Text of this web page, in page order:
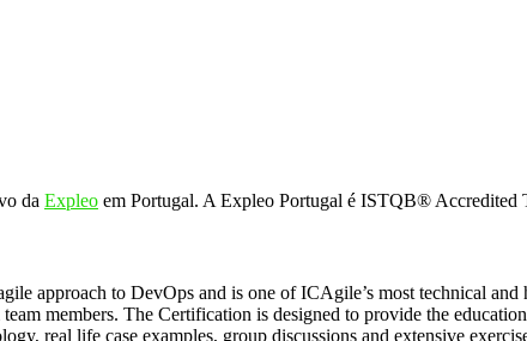
da Expleo em Portugal. A Expleo Portugal é ISTQB®
approach to DevOps and is one of ICAgile’s most technical
members. The Certification is designed to provide the
real life case examples, group discussions and extensive